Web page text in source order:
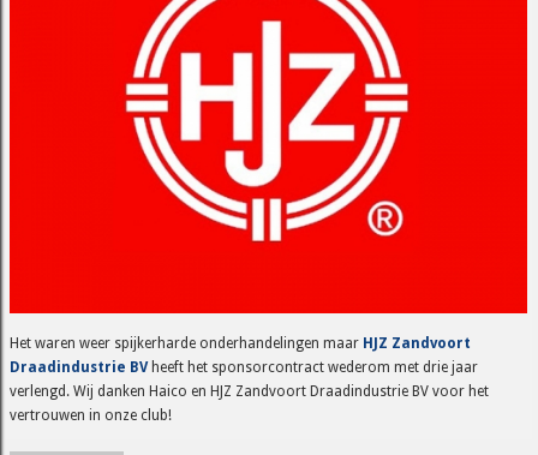
Het waren weer spijkerharde onderhandelingen maar HJZ Zandvoort
Draadindustrie BVheeft het sponsorcontract wederom met drie jaar
verlengd. Wij danken Haico en HJZ Zandvoort Draadindustrie BV voor het
vertrouwen in onze club!